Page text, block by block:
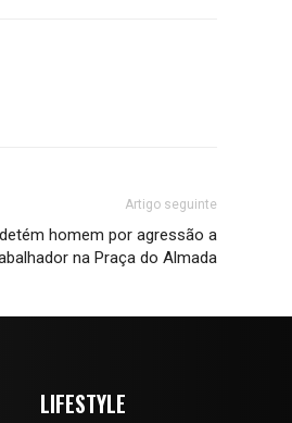
Artigo seguinte
homem por agressão a
na Praça do Almada
LIFESTYLE